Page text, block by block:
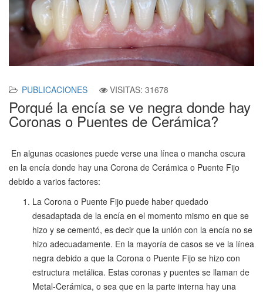
PUBLICACIONES VISITAS: 31678
Porqué la encía se ve negra donde hay
Coronas o Puentes de Cerámica?
En algunas ocasiones puede verse una línea o mancha oscura
en la encía donde hay una Corona de Cerámica o Puente Fijo
debido a varios factores:
La Corona o Puente Fijo puede haber quedado
desadaptada de la encía en el momento mismo en que se
hizo y se cementó, es decir que la unión con la encía no se
hizo adecuadamente. En la mayoría de casos se ve la línea
negra debido a que la Corona o Puente Fijo se hizo con
estructura metálica. Estas coronas y puentes se llaman de
Metal-Cerámica, o sea que en la parte interna hay una